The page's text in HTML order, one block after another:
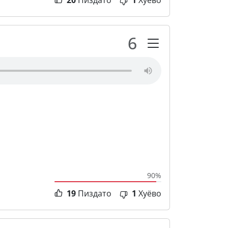
6
90%
19 Пиздато 1 Хуёво